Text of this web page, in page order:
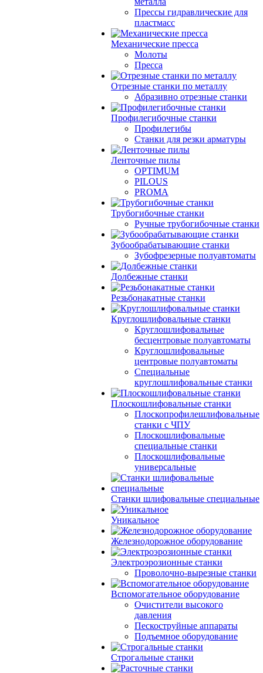
Прессы гидравлические для
пластмасс
Механические пресса
Молоты
Пресса
Отрезные станки по металлу
Абразивно отрезные станки
Профилегибочные станки
Профилегибы
Станки для резки арматуры
Ленточные пилы
OPTIMUM
PILOUS
PROMA
Трубогибочные станки
Ручные трубогибочные станки
Зубообрабатывающие станки
Зубофрезерные полуавтоматы
Долбежные станки
Резьбонакатные станки
Круглошлифовальные станки
Круглошлифовальные
бесцентровые полуавтоматы
Круглошлифовальные
центровые полуавтоматы
Специальные
круглошлифовальные станки
Плоскошлифовальные станки
Плоскопрофилешлифовальные
станки с ЧПУ
Плоскошлифовальные
специальные станки
Плоскошлифовальные
универсальные
Станки шлифовальные специальные
Уникальное
Железнодорожное оборудование
Электроэрозионные станки
Проволочно-вырезные станки
Вспомогательное оборудование
Очистители высокого
давления
Пескоструйные аппараты
Подъемное оборудование
Строгальные станки